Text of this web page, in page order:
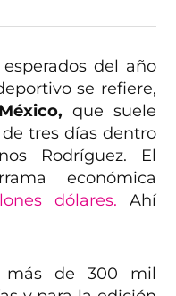
del año
se refiere,
que suele
tres días dentro
Rodríguez. El
económica
dólares. Ahí
de 300 mil